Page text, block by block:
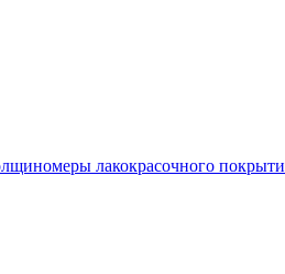
лакокрасочного